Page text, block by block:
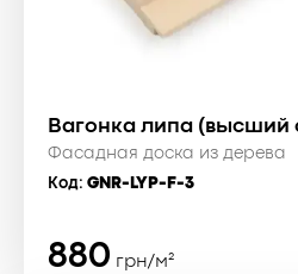
Вагонка липа (высший
Фасадная доска из дерева
Код: GNR-LYP-F-3
880 грн/м²